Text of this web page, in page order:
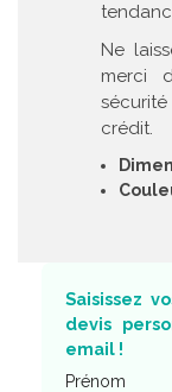
Ne
merci
crédit.
Saisissez
devis
email !
Prénom